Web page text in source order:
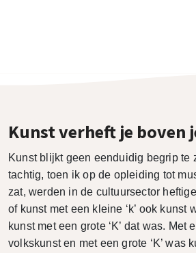
Kunst verheft je boven
Kunst blijkt geen eenduidig begrip te
tachtig, toen ik op de opleiding tot
zat, werden in de cultuursector
of kunst met een kleine ‘k’ ook kunst
kunst met een grote ‘K’ dat was. Met
volkskunst en met een grote ‘K’ was